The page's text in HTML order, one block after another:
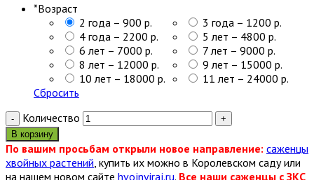
*Возраст
2 года – 900 р.
3 года – 1200 р.
4 года – 2200 р.
5 лет – 4800 р.
6 лет – 7000 р.
7 лет – 9000 р.
8 лет – 12000 р.
9 лет – 15000 р.
10 лет – 18000 р.
11 лет – 24000 р.
Сбросить
Количество
В корзину
По вашим просьбам открыли новое направление: саженцы
хвойных растений , купить их можно в Королевском саду или
на нашем новом сайте hvojnyjraj.ru. Все наши саженцы с ЗКС